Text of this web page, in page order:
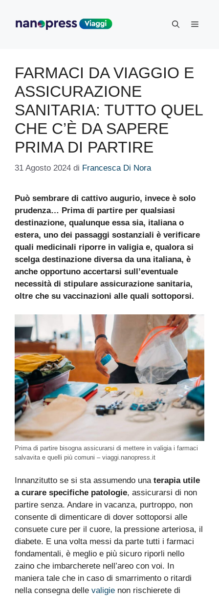
contenuto
Menu
FARMACI DA VIAGGIO E
ASSICURAZIONE
SANITARIA: TUTTO QUEL
CHE C’È DA SAPERE
PRIMA DI PARTIRE
31 Agosto 2024 di Francesca Di Nora
Può sembrare di cattivo augurio, invece è solo
prudenza… Prima di partire per qualsiasi
destinazione, qualunque essa sia, italiana o
estera, uno dei passaggi sostanziali è verificare
quali medicinali riporre in valigia e, qualora si
scelga destinazione diversa da una italiana, è
anche opportuno accertarsi sull’eventuale
necessità di stipulare assicurazione sanitaria,
oltre che su vaccinazioni alle quali sottoporsi.
Prima di partire bisogna assicurarsi di mettere in valigia i farmaci
salvavita e quelli più comuni – viaggi.nanopress.it
Innanzitutto se si sta assumendo una terapia utile
a curare specifiche patologie, assicurarsi di non
partire senza. Andare in vacanza, purtroppo, non
consente di dimenticare di dover sottoporsi alle
consuete cure per il cuore, la pressione arteriosa, il
diabete. E una volta messi da parte tutti i farmaci
fondamentali, è meglio e più sicuro riporli nello
zaino che imbarcherete nell’areo con voi. In
maniera tale che in caso di smarrimento o ritardi
nella consegna delle valigie non rischierete di